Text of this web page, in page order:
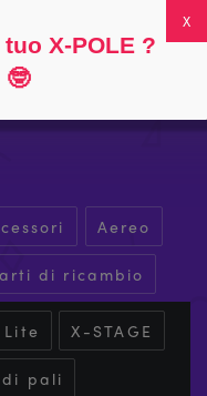
Aereo
di ricambio
Lite X-STAGE
di pali
X-POLE ?
🤓